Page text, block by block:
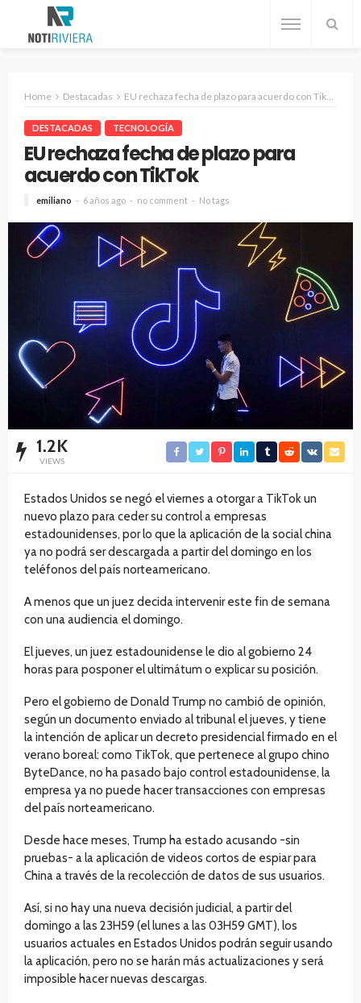
Home Destacadas EU rechaza fecha de plazo para acuerdo con TikTok
DESTACADAS TECNOLOGÍA
EU rechaza fecha de plazo para
acuerdo con TikTok
emiliano 6 años ago no comment No tags
1.2K
VIEWS
Estados Unidos se negó el viernes a otorgar a TikTok un
nuevo plazo para ceder su control a empresas
estadounidenses, por lo que la aplicación de la social china
ya no podrá ser descargada a partir del domingo en los
teléfonos del país norteamericano.
A menos que un juez decida intervenir este fin de semana
con una audiencia el domingo.
El jueves, un juez estadounidense le dio al gobierno 24
horas para posponer el ultimátum o explicar su posición.
Pero el gobierno de Donald Trump no cambió de opinión,
según un documento enviado al tribunal el jueves, y tiene
la intención de aplicar un decreto presidencial firmado en el
verano boreal: como TikTok, que pertenece al grupo chino
ByteDance, no ha pasado bajo control estadounidense, la
empresa ya no puede hacer transacciones con empresas
del país norteamericano.
Desde hace meses, Trump ha estado acusando -sin
pruebas- a la aplicación de videos cortos de espiar para
China a través de la recolección de datos de sus usuarios.
Así, si no hay una nueva decisión judicial, a partir del
domingo a las 23H59 (el lunes a las 03H59 GMT), los
usuarios actuales en Estados Unidos podrán seguir usando
la aplicación, pero no se harán más actualizaciones y será
imposible hacer nuevas descargas.